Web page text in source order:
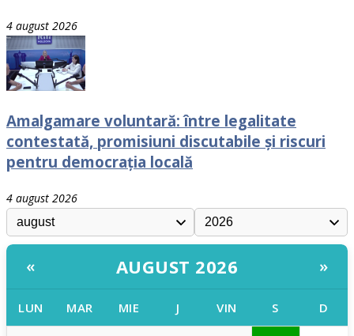
4 august 2026
Amalgamare voluntară: între legalitate
contestată, promisiuni discutabile și riscuri
pentru democrația locală
4 august 2026
« AUGUST 2026 »
LUN MAR MIE J VIN S D